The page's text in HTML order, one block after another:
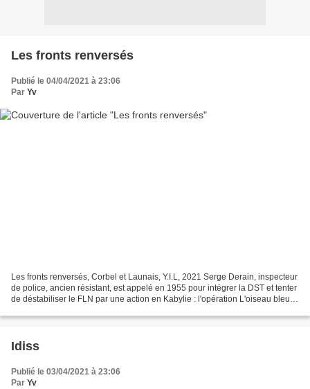
Les fronts renversés
Publié le 04/04/2021 à 23:06
Par Yv
Les fronts renversés, Corbel et Launais, Y.I.L, 2021 Serge Derain, inspecteur
de police, ancien résistant, est appelé en 1955 pour intégrer la DST et tenter
de déstabiliser le FLN par une action en Kabylie : l'opération L'oiseau bleu.
Idiss
Publié le 03/04/2021 à 23:06
Par Yv